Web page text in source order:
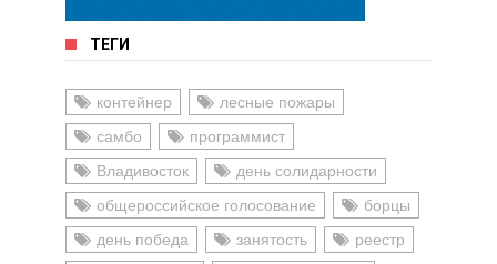
ТЕГИ
контейнер
лесные пожары
самбо
программист
Владивосток
день солидарности
общероссийское голосование
борцы
день победа
занятость
реестр